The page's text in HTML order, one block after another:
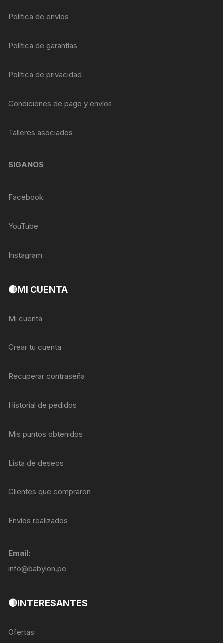
Política de envíos
Política de garantías
Política de privacidad
Condiciones de pago y envíos
Talleres asociados
SÍGANOS
Facebook
YouTube
Instagram
🔴MI CUENTA
Mi cuenta
Crear tu cuenta
Recuperar contraseña
Historial de pedidos
Mis puntos obtenidos
Lista de deseos
Clientes que compraron
Envíos realizados
Email:
info@babylon.pe
🔴INTERESANTES
Ofertas